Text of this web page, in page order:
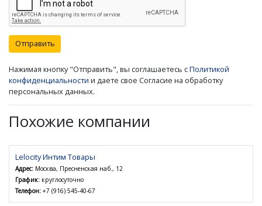
Отправить
Нажимая кнопку "Отправить", вы соглашаетесь сПолитикой
конфиденциальности и даете свое Согласие на обработку
персональных данных.
Похожие компании
Lelocity Интим Товары
Адрес: Москва, Пресненская наб., 12
График: круглосуточно
Телефон: +7 (916) 545-40-67